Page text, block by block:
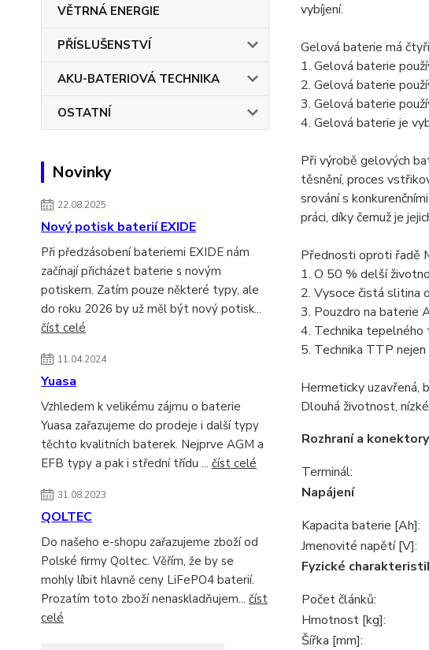
VĚTRNÁ ENERGIE
PŘÍSLUŠENSTVÍ
AKU-BATERIOVÁ TECHNIKA
OSTATNÍ
Novinky
22.08.2025
Nový potisk baterií EXIDE
Při předzásobení bateriemi EXIDE nám
začínají přicházet baterie s novým
potiskem. Zatím pouze některé typy, ale
do roku 2026 by už měl být nový potisk...
číst celé
11.04.2024
Yuasa
Vzhledem k velikému zájmu o baterie
Yuasa zařazujeme do prodeje i další typy
těchto kvalitních baterek. Nejprve AGM a
EFB typy a pak i střední třídu ... číst celé
31.08.2023
QOLTEC
Do našeho e-shopu zařazujeme zboží od
Polské firmy Qoltec. Věřím, že by se
mohly líbit hlavně ceny LiFePO4 baterií.
Prozatím toto zboží nenaskladňujem... číst
celé
vybíjení.
Gelová baterie má
1. Gelová baterie
2. Gelová baterie
3. Gelová baterie
4. Gelová baterie je
Při výrobě gelových
těsnění, proces
srování s
práci, díky čemuž je
Přednosti oproti řadě
1. O 50 % delší
2. Vysoce čistá slitina
3. Pouzdro na baterie
4. Technika
5. Technika TTP
Hermeticky uzavřená,
Dlouhá životnost,
Rozhraní a konektory
Terminál:
Napájení
Kapacita baterie [Ah]:
Jmenovité napětí [V]:
Fyzické
Počet článků:
Hmotnost [kg]:
Šířka [mm]: